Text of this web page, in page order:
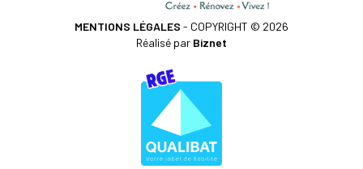
MENTIONS LÉGALES - COPYRIGHT © 2026
Réalisé par Biznet